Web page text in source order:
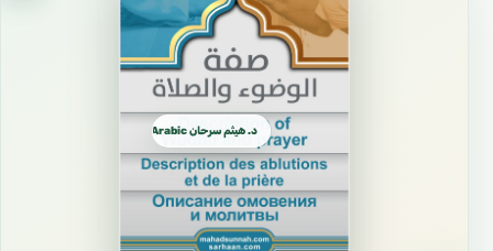
د. هيثم سرحان Arabic العربية